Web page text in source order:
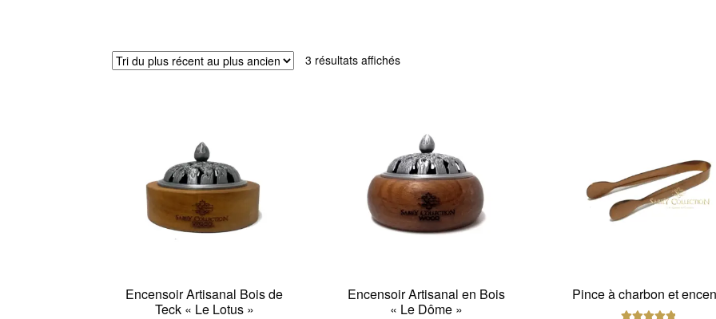
3 résultats affichésTrié
plus
ancien
Encensoir Artisanal Bois de
Teck « Le Lotus »
Encensoir Artisanal en Bois
« Le Dôme »
Pince à charbon et